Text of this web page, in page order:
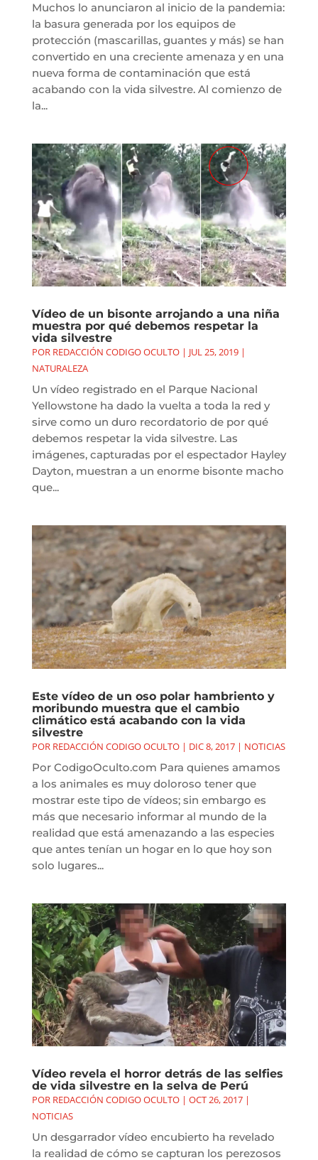
Muchos lo anunciaron al inicio de la pandemia:
la basura generada por los equipos de
protección (mascarillas, guantes y más) se han
convertido en una creciente amenaza y en una
nueva forma de contaminación que está
acabando con la vida silvestre. Al comienzo de
la...
Vídeo de un bisonte arrojando a una niña
muestra por qué debemos respetar la
vida silvestre
POR REDACCIÓN CODIGO OCULTO| JUL 25, 2019|
NATURALEZA
Un vídeo registrado en el Parque Nacional
Yellowstone ha dado la vuelta a toda la red y
sirve como un duro recordatorio de por qué
debemos respetar la vida silvestre. Las
imágenes, capturadas por el espectador Hayley
Dayton, muestran a un enorme bisonte macho
que...
Este vídeo de un oso polar hambriento y
moribundo muestra que el cambio
climático está acabando con la vida
silvestre
POR REDACCIÓN CODIGO OCULTO| DIC 8, 2017| NOTICIAS
Por CodigoOculto.com Para quienes amamos
a los animales es muy doloroso tener que
mostrar este tipo de vídeos; sin embargo es
más que necesario informar al mundo de la
realidad que está amenazando a las especies
que antes tenían un hogar en lo que hoy son
solo lugares...
Vídeo revela el horror detrás de las selfies
de vida silvestre en la selva de Perú
POR REDACCIÓN CODIGO OCULTO| OCT 26, 2017|
NOTICIAS
Un desgarrador vídeo encubierto ha revelado
la realidad de cómo se capturan los perezosos